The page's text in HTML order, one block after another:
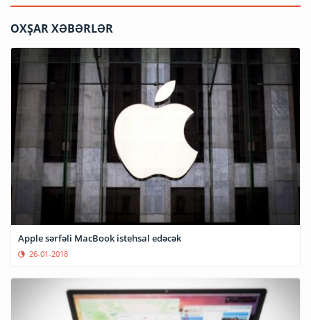
OXŞAR XƏBƏRLƏR
Apple sərfəli MacBook istehsal edəcək
26-01-2018